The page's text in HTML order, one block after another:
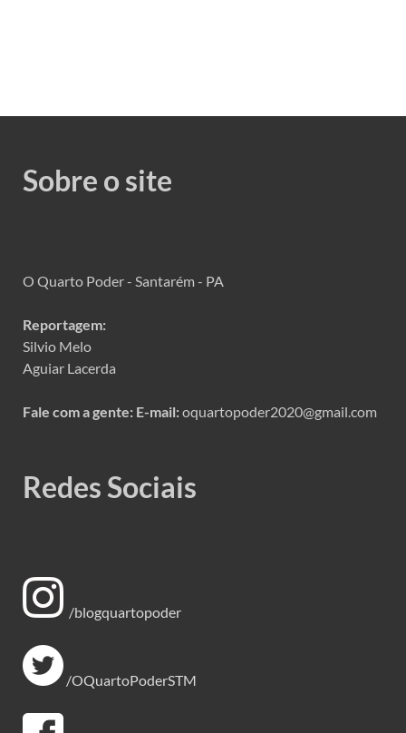
Sobre o site
O Quarto Poder - Santarém - PA
Reportagem:
Silvio Melo
Aguiar Lacerda
Fale com a gente: E-mail:oquartopoder2020@gmail.com
Redes Sociais
/blogquartopoder
/OQuartoPoderSTM